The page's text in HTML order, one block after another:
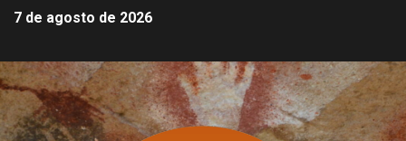
7 de agosto de 2026